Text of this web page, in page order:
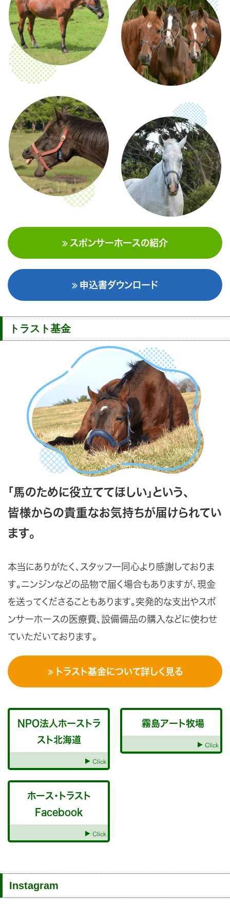
スポンサーホースの紹介
申込書ダウンロード
トラスト基金
「馬のために役立ててほしい」という、
皆様からの貴重なお気持ちが届けられてい
ます。
本当にありがたく、スタッフ一同心より感謝しておりま
す。ニンジンなどの品物で届く場合もありますが、現金
を送ってくださることもあります。突発的な支出やスポ
ンサーホースの医療費、設備備品の購入などに使わせ
ていただいております。
トラスト基金について詳しく見る
NPO法人ホーストラ
スト北海道
Click
霧島アート牧場
Click
ホース・トラスト
Facebook
Click
Instagram